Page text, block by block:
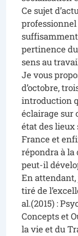
Ce sujet
professionnel
pertinence
sens au
Je vous
d’octobre,
introduction
éclairage sur
état des lieux
France et
répondra à la
peut-il
En
tiré de
al.(2015) :
Concepts et
la vie et du